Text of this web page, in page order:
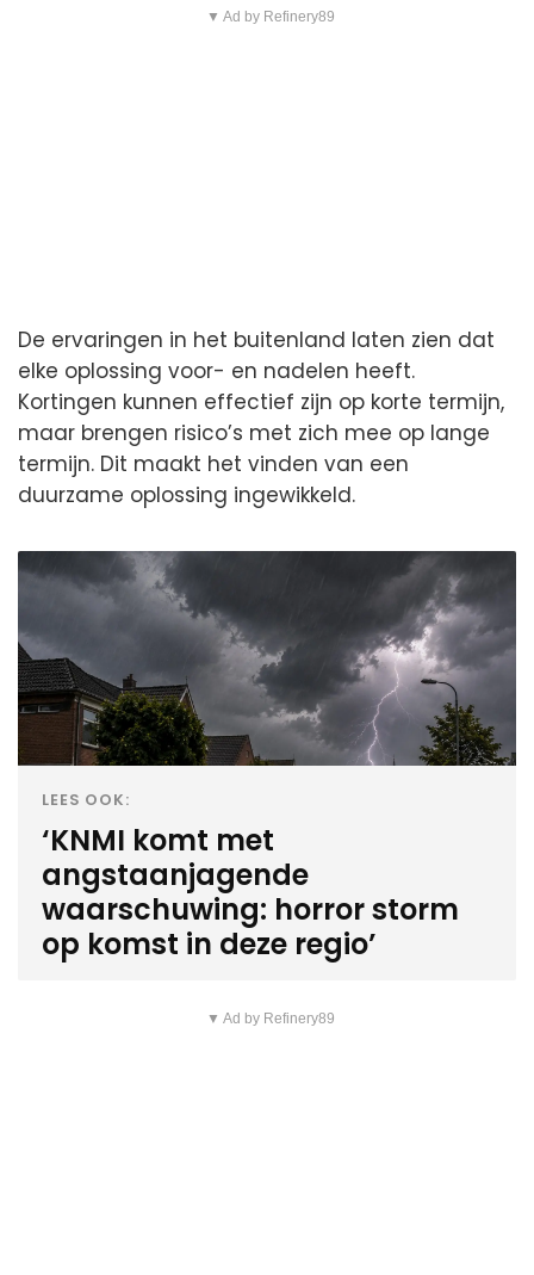
▼ Ad by Refinery89
De ervaringen in het buitenland laten zien dat
elke oplossing voor- en nadelen heeft.
Kortingen kunnen effectief zijn op korte termijn,
maar brengen risico’s met zich mee op lange
termijn. Dit maakt het vinden van een
duurzame oplossing ingewikkeld.
LEES OOK:
‘KNMI komt met
angstaanjagende
waarschuwing: horror storm
op komst in deze regio’
▼ Ad by Refinery89